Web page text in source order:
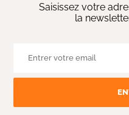
Saisissez votre
la